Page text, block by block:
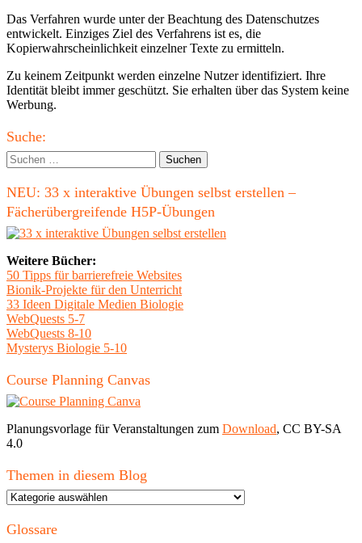
Das Verfahren wurde unter der Beachtung des Datenschutzes
entwickelt. Einziges Ziel des Verfahrens ist es, die
Kopierwahrscheinlichkeit einzelner Texte zu ermitteln.
Zu keinem Zeitpunkt werden einzelne Nutzer identifiziert. Ihre
Identität bleibt immer geschützt. Sie erhalten über das System keine
Werbung.
Haupt-
Seitenleiste
Suche:
Suchen
nach:
NEU: 33 x interaktive Übungen selbst erstellen –
Fächerübergreifende H5P-Übungen
Weitere Bücher:
50 Tipps für barrierefreie Websites
Bionik-Projekte für den Unterricht
33 Ideen Digitale Medien Biologie
WebQuests 5-7
WebQuests 8-10
Mysterys Biologie 5-10
Course Planning Canvas
Planungsvorlage für Veranstaltungen zum Download, CC BY-SA
4.0
Themen in diesem Blog
Themen
diesem
Glossare